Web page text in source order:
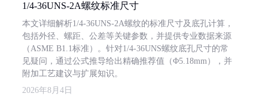
1/4-36UNS-2A螺纹标准尺寸
本文详细解析1/4-36UNS-2A螺纹的标准尺寸及底孔计算，
包括外径、螺距、公差等关键参数，并提供专业数据来源
（ASME B1.1标准）。针对1/4-36UNS螺纹底孔尺寸的常
见疑问，通过公式推导给出精确推荐值（Φ5.18mm），并
附加工艺建议与扩展知识。
2026年8月4日